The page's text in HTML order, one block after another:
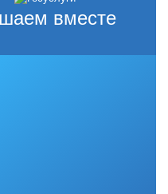
вместе